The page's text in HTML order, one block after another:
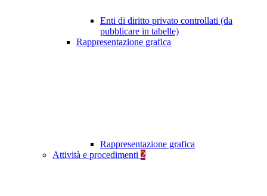
Enti di diritto privato controllati (da
pubblicare in tabelle)
Rappresentazione grafica
Rappresentazione grafica
Attività e procedimenti 2